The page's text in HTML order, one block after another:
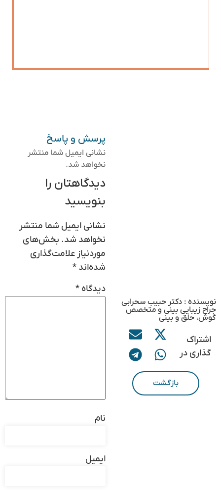
نویسنده : دکتر حبیب سحرابی
جراح زیبایی بینی و متخصص
گوش، حلق و بینی
اشتراک
گذاری در
بازگشت
پرسش و پاسخ
نشانی ایمیل شما منتشر
نخواهد شد.
دیدگاهتان را
بنویسید
نشانی ایمیل شما منتشر
نخواهد شد. بخش‌های
موردنیاز علامت‌گذاری
شده‌اند *
دیدگاه *
نام
ایمیل